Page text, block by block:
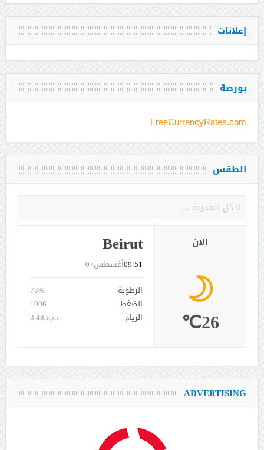
إعلانات
بورصة
FreeCurrencyRates.com
الطقس
Beirut
أغسطس0709:51
الرطوبة
73%
الضغط
1006
الرياح
3.48mph
الان
26℃
ADVERTISING